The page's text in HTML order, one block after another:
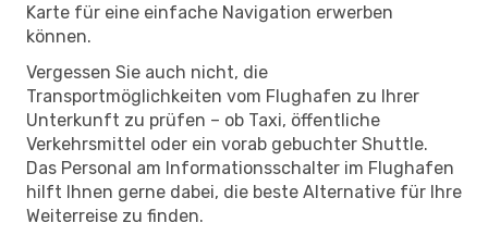
Karte für eine einfache Navigation erwerben
können.
Vergessen Sie auch nicht, die
Transportmöglichkeiten vom Flughafen zu Ihrer
Unterkunft zu prüfen – ob Taxi, öffentliche
Verkehrsmittel oder ein vorab gebuchter Shuttle.
Das Personal am Informationsschalter im Flughafen
hilft Ihnen gerne dabei, die beste Alternative für Ihre
Weiterreise zu finden.